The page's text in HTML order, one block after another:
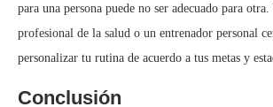
para una persona puede no ser adecuado para
profesional de la salud o un entrenador personal
personalizar tu rutina de acuerdo a tus metas y
Conclusión